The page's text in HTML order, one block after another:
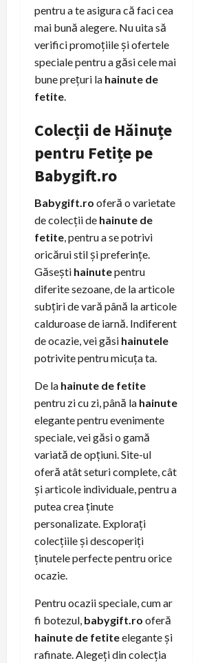
pentru a te asigura că faci cea
mai bună alegere. Nu uita să
verifici promoțiile și ofertele
speciale pentru a găsi cele mai
bune prețuri la hainute de
fetite.
Colecții de Hăinuțe
pentru Fetițe pe
Babygift.ro
Babygift.ro oferă o varietate
de colecții de hainute de
fetite, pentru a se potrivi
oricărui stil și preferințe.
Găsești hainutepentru
diferite sezoane, de la articole
subțiri de vară până la articole
calduroase de iarnă. Indiferent
de ocazie, vei găsi hainutele
potrivite pentru micuța ta.
De la hainute de fetite
pentru zi cu zi, până la hainute
elegante pentru evenimente
speciale, vei găsi o gamă
variată de opțiuni. Site-ul
oferă atât seturi complete, cât
și articole individuale, pentru a
putea crea ținute
personalizate. Explorați
colecțiile și descoperiți
ținutele perfecte pentru orice
ocazie.
Pentru ocazii speciale, cum ar
fi botezul, babygift.ro oferă
hainute de fetiteelegante și
rafinate. Alegeți din colecția